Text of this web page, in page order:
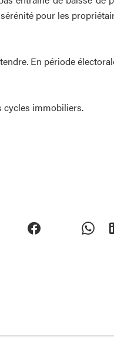
pour les
En période
cycles immobiliers.